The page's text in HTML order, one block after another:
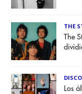
THE
The
Los